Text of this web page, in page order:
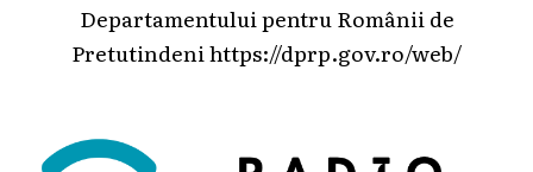
Departamentului pentru Românii de
Pretutindeni https://dprp.gov.ro/web/